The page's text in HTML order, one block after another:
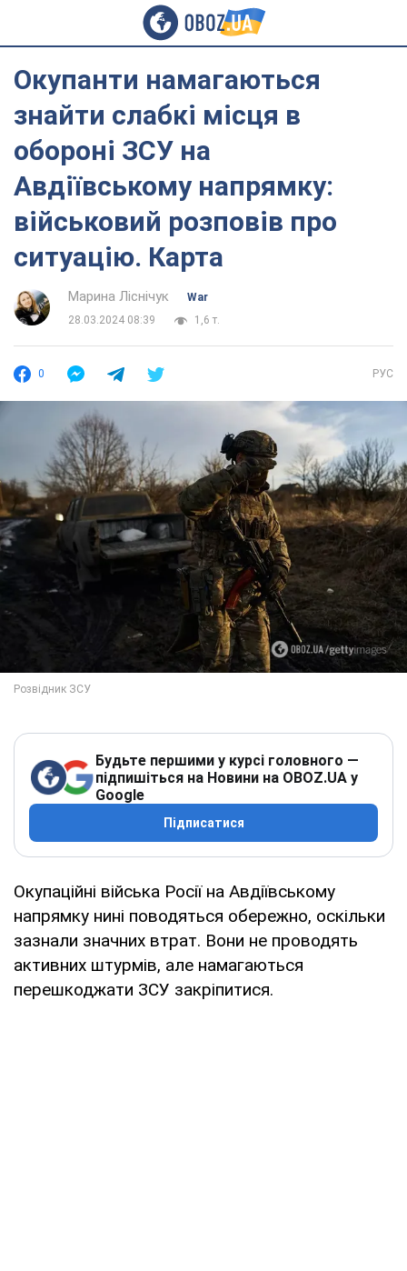
Окупанти намагаються
знайти слабкі місця в
обороні ЗСУ на
Авдіївському напрямку:
військовий розповів про
ситуацію. Карта
Марина Ліснічук
War
28.03.2024 08:39
1,6 т.
0 РУС
Будьте першими у курсі головного —
підпишіться на Новини на OBOZ.UA у
Google
Підписатися
Окупаційні війська Росії на Авдіївському
напрямку нині поводяться обережно, оскільки
зазнали значних втрат. Вони не проводять
активних штурмів, але намагаються
перешкоджати ЗСУ закріпитися.